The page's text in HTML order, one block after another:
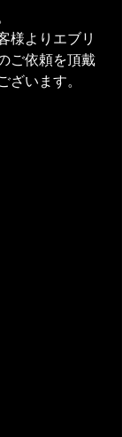
様よりエブリ
ご依頼を頂戴
ざいます。